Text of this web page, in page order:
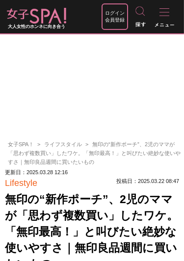
大人女性のホンネに向き合う
ログイン
会員登録
女子SPA！ ライフスタイル
無印の“新作ポーチ”、2児のママが
「思わず複数買い」したワケ。「無印最高！」と叫びたい絶妙な使いや
すさ｜無印良品週間に買いたいもの
更新日：2025.03.28 12:16
Lifestyle 投稿日：2025.03.22 08:47
無印の“新作ポーチ”、2児のママ
が「思わず複数買い」したワケ。
「無印最高！」と叫びたい絶妙な
使いやすさ｜無印良品週間に買い